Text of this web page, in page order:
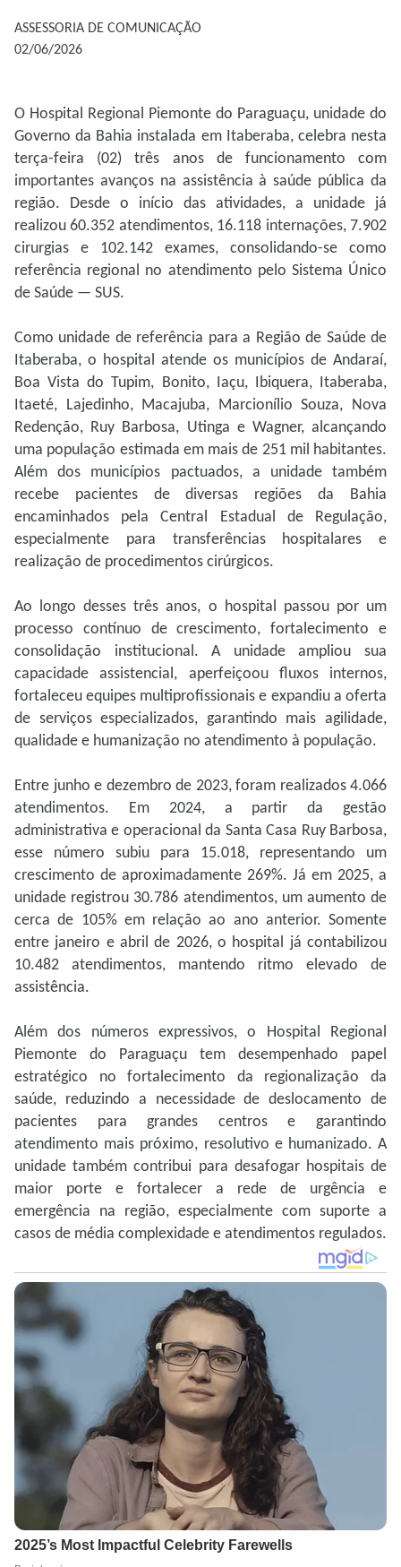
ASSESSORIA DE COMUNICAÇÃO
02/06/2026
O Hospital Regional Piemonte do Paraguaçu, unidade do
Governo da Bahia instalada em Itaberaba, celebra nesta
terça-feira (02) três anos de funcionamento com
importantes avanços na assistência à saúde pública da
região. Desde o início das atividades, a unidade já
realizou 60.352 atendimentos, 16.118 internações, 7.902
cirurgias e 102.142 exames, consolidando-se como
referência regional no atendimento pelo Sistema Único
de Saúde — SUS.
Como unidade de referência para a Região de Saúde de
Itaberaba, o hospital atende os municípios de Andaraí,
Boa Vista do Tupim, Bonito, Iaçu, Ibiquera, Itaberaba,
Itaeté, Lajedinho, Macajuba, Marcionílio Souza, Nova
Redenção, Ruy Barbosa, Utinga e Wagner, alcançando
uma população estimada em mais de 251 mil habitantes.
Além dos municípios pactuados, a unidade também
recebe pacientes de diversas regiões da Bahia
encaminhados pela Central Estadual de Regulação,
especialmente para transferências hospitalares e
realização de procedimentos cirúrgicos.
Ao longo desses três anos, o hospital passou por um
processo contínuo de crescimento, fortalecimento e
consolidação institucional. A unidade ampliou sua
capacidade assistencial, aperfeiçoou fluxos internos,
fortaleceu equipes multiprofissionais e expandiu a oferta
de serviços especializados, garantindo mais agilidade,
qualidade e humanização no atendimento à população.
Entre junho e dezembro de 2023, foram realizados 4.066
atendimentos. Em 2024, a partir da gestão
administrativa e operacional da Santa Casa Ruy Barbosa,
esse número subiu para 15.018, representando um
crescimento de aproximadamente 269%. Já em 2025, a
unidade registrou 30.786 atendimentos, um aumento de
cerca de 105% em relação ao ano anterior. Somente
entre janeiro e abril de 2026, o hospital já contabilizou
10.482 atendimentos, mantendo ritmo elevado de
assistência.
Além dos números expressivos, o Hospital Regional
Piemonte do Paraguaçu tem desempenhado papel
estratégico no fortalecimento da regionalização da
saúde, reduzindo a necessidade de deslocamento de
pacientes para grandes centros e garantindo
atendimento mais próximo, resolutivo e humanizado. A
unidade também contribui para desafogar hospitais de
maior porte e fortalecer a rede de urgência e
emergência na região, especialmente com suporte a
casos de média complexidade e atendimentos regulados.